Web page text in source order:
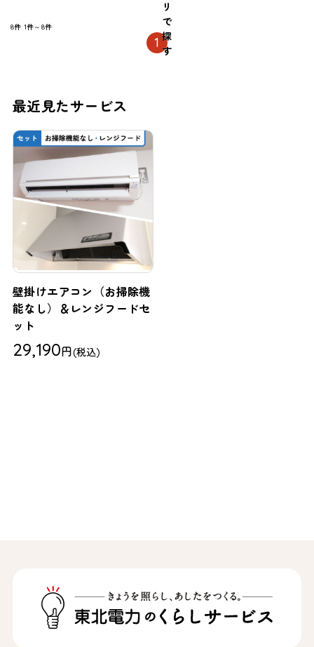
リ
で
探
す
8件 1件～8件
1
最近見たサービス
壁掛けエアコン（お掃除機
能なし）＆レンジフードセ
ット
29,190円(税込)